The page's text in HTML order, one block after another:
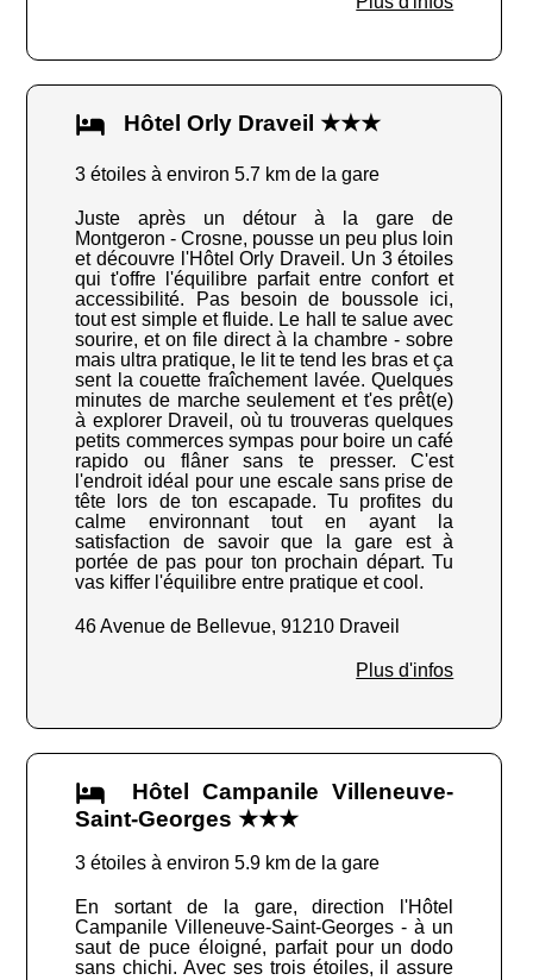
Hôtel Orly Draveil ★★★
3 étoiles à environ 5.7 km de la gare
Juste après un détour à la gare de
Montgeron - Crosne, pousse un peu plus loin
et découvre l'Hôtel Orly Draveil. Un 3 étoiles
qui t'offre l'équilibre parfait entre confort et
accessibilité. Pas besoin de boussole ici,
tout est simple et fluide. Le hall te salue avec
sourire, et on file direct à la chambre - sobre
mais ultra pratique, le lit te tend les bras et ça
sent la couette fraîchement lavée. Quelques
minutes de marche seulement et t'es prêt(e)
à explorer Draveil, où tu trouveras quelques
petits commerces sympas pour boire un café
rapido ou flâner sans te presser. C'est
l'endroit idéal pour une escale sans prise de
tête lors de ton escapade. Tu profites du
calme environnant tout en ayant la
satisfaction de savoir que la gare est à
portée de pas pour ton prochain départ. Tu
vas kiffer l'équilibre entre pratique et cool.
46 Avenue de Bellevue, 91210 Draveil
Plus d'infos
Hôtel Campanile Villeneuve-
Saint-Georges ★★★
3 étoiles à environ 5.9 km de la gare
En sortant de la gare, direction l'Hôtel
Campanile Villeneuve-Saint-Georges - à un
saut de puce éloigné, parfait pour un dodo
sans chichi. Avec ses trois étoiles, il assure